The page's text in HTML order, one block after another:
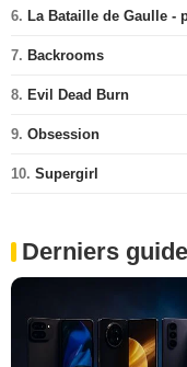
6. La Bataille de Gaulle -
7. Backrooms
8. Evil Dead Burn
9. Obsession
10. Supergirl
Derniers